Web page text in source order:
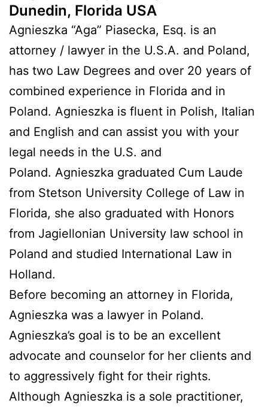
Dunedin, Florida USA
Agnieszka “Aga” Piasecka, Esq. is an
attorney / lawyer in the U.S.A. and Poland,
has two Law Degrees and over 20 years of
combined experience in Florida and in
Poland. Agnieszka is fluent in Polish, Italian
and English and can assist you with your
legal needs in the U.S. and
Poland. Agnieszka graduated Cum Laude
from Stetson University College of Law in
Florida, she also graduated with Honors
from Jagiellonian University law school in
Poland and studied International Law in
Holland.
Before becoming an attorney in Florida,
Agnieszka was a lawyer in Poland.
Agnieszka’s goal is to be an excellent
advocate and counselor for her clients and
to aggressively fight for their rights.
Although Agnieszka is a sole practitioner,